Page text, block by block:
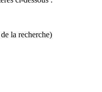
la recherche)